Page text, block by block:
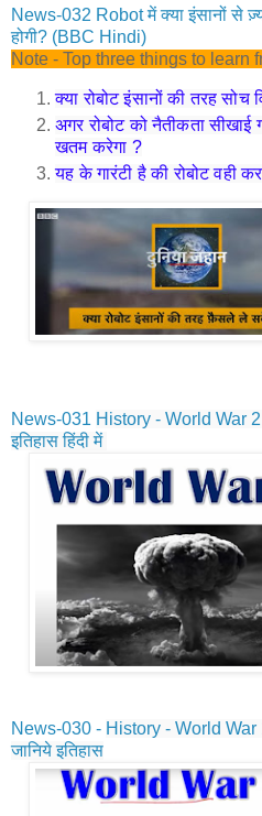
News-032 Robot में क्या इंसानों से
होगी? (BBC Hindi)
Note - Top three things to learn
क्या रोबोट इंसानों की तरह
अगर रोबोट को नैतीकता सीखाई
खतम करेगा ?
यह के गारंटी है की रोबोट वही
News-031 History - World War 2 -
इतिहास हिंदी में
News-030 - History - World War
जानिये इतिहास